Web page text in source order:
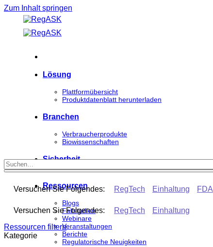
Zum Inhalt springen
Lösung
Plattformübersicht
Produktdatenblatt herunterladen
Branchen
Verbraucherprodukte
Biowissenschaften
Sicherheit
Ressourcen
Blogs
Fallstudien
Webinare
Veranstaltungen
Berichte
Regulatorische Neuigkeiten
Versuchen Sie Folgendes: RegTech Einhaltung FDA
Versuchen Sie Folgendes: RegTech
Einhaltung
Ressourcen filtern
Kategorie